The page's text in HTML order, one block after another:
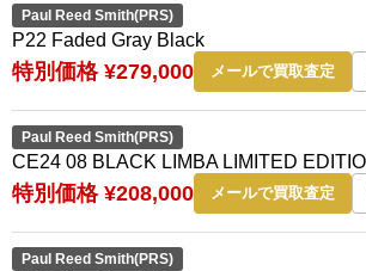
Paul Reed Smith(PRS)
P22 Faded Gray Black
特別価格 ¥279,000 メールで買取査定
Paul Reed Smith(PRS)
CE24 08 BLACK LIMBA LIMITED
特別価格 ¥208,000 メールで買取査定
Paul Reed Smith(PRS)